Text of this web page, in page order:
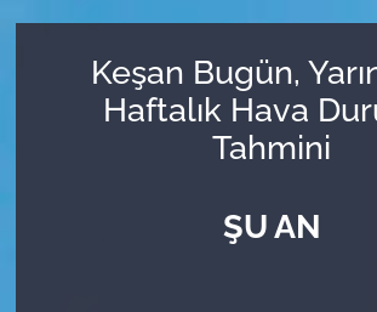
Keşan Bugün,
Haftalık Hava
Tahmini
ŞU AN
Fıkıh | Ahkam
Tüm Manşetler
Son Dakika Haberleri